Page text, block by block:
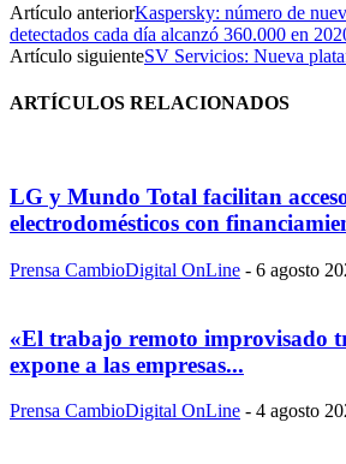
Artículo anteriorKaspersky: número de
detectados cada día alcanzó 360.000 en
Artículo siguienteSV Servicios: Nueva
ARTÍCULOS RELACIONADOS
LG y Mundo Total facilitan
electrodomésticos con
Prensa CambioDigital OnLine - 6 agosto
«El trabajo remoto improvisado
expone a las empresas...
Prensa CambioDigital OnLine - 4 agosto